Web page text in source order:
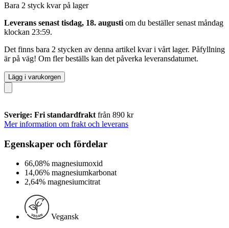
Bara 2 styck kvar på lager
Leverans senast tisdag, 18. augusti om du beställer senast måndag
klockan 23:59.
Det finns bara 2 stycken av denna artikel kvar i vårt lager. Påfyllning
är på väg! Om fler beställs kan det påverka leveransdatumet.
Lägg i varukorgen
Sverige: Fri standardfrakt från 890 kr
Mer information om frakt och leverans
Egenskaper och fördelar
66,08% magnesiumoxid
14,06% magnesiumkarbonat
2,64% magnesiumcitrat
Vegansk